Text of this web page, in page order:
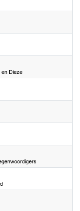
en Dieze